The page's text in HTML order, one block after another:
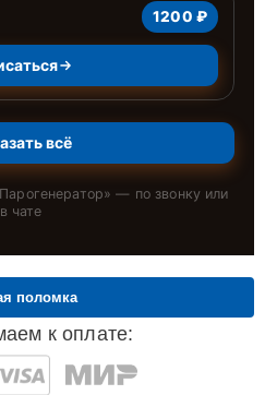
1200 ₽
всё
Парогенератор» — по звонку или
в чате
к оплате:
поломка